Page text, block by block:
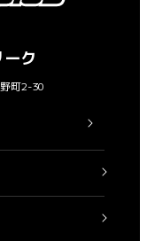
ク
町2-30